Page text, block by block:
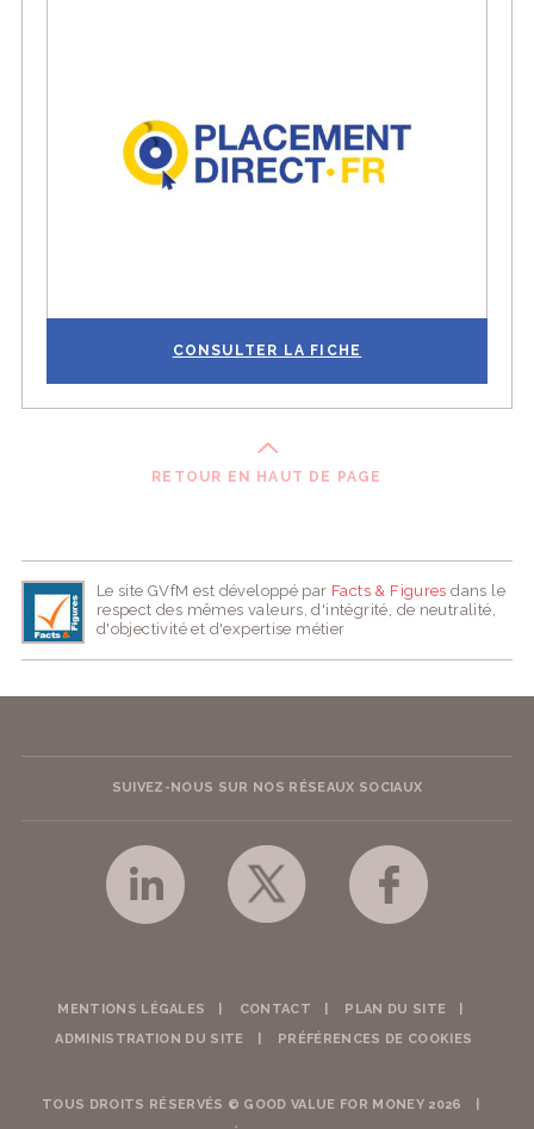
CONSULTER LA FICHE
RETOUR EN HAUT DE PAGE
Le site GVfM est développé par Facts & Figures dans le
respect des mêmes valeurs, d'intégrité, de neutralité,
d'objectivité et d'expertise métier
SUIVEZ-NOUS SUR NOS RÉSEAUX SOCIAUX
MENTIONS LÉGALES CONTACT
PLAN DU SITE
ADMINISTRATION DU SITE
PRÉFÉRENCES DE COOKIES
TOUS DROITS RÉSERVÉS © GOOD VALUE FOR MONEY 2026